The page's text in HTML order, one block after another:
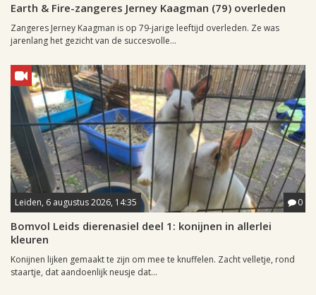
Earth & Fire-zangeres Jerney Kaagman (79) overleden
Zangeres Jerney Kaagman is op 79-jarige leeftijd overleden. Ze was
jarenlang het gezicht van de succesvolle...
Leiden, 6 augustus 2026, 14:35 0
Bomvol Leids dierenasiel deel 1: konijnen in allerlei
kleuren
Konijnen lijken gemaakt te zijn om mee te knuffelen. Zacht velletje, rond
staartje, dat aandoenlijk neusje dat...